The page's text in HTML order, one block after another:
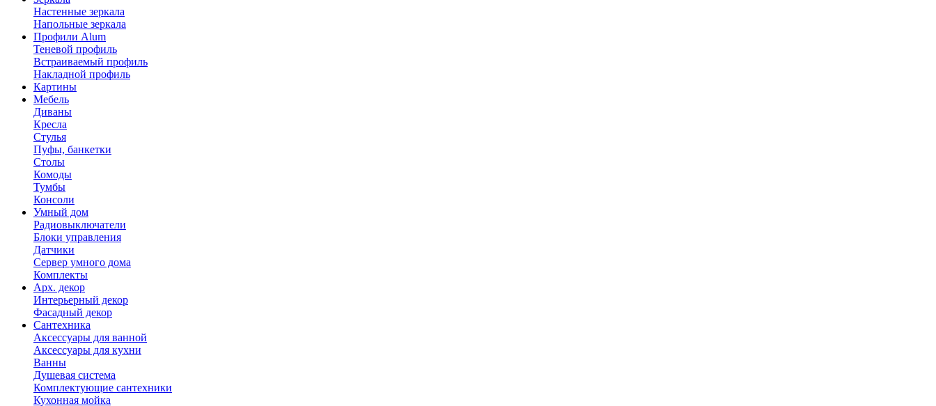
Настенные зеркала
Напольные зеркала
Профили Alum
Теневой профиль
Встраиваемый профиль
Накладной профиль
Картины
Мебель
Диваны
Кресла
Стулья
Пуфы, банкетки
Столы
Комоды
Тумбы
Консоли
Умный дом
Радиовыключатели
Блоки управления
Датчики
Сервер умного дома
Комплекты
Арх. декор
Интерьерный декор
Фасадный декор
Сантехника
Аксессуары для ванной
Аксессуары для кухни
Ванны
Душевая система
Комплектующие сантехники
Кухонная мойка